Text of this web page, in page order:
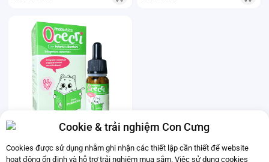
Ocecri
Đã bán500+
Cookie & trải nghiệm Con Cưng
Cookies được sử dụng nhằm ghi nhận các thiết lập cần thiết để website
hoạt động ổn định và hỗ trợ trải nghiệm mua sắm. Việc sử dụng cookies